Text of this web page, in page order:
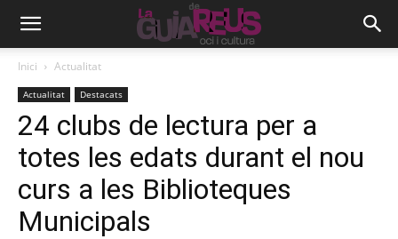
Inici Actualitat
Actualitat Destacats
24 clubs de lectura per a
totes les edats durant el nou
curs a les Biblioteques
Municipals